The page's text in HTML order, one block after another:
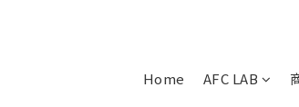
Home AFC LAB